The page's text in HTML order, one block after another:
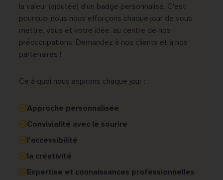
la valeur (ajoutée) d'un badge personnalisé. C'est
pourquoi nous nous efforçons chaque jour de vous
mettre, vous et votre idée, au centre de nos
préoccupations. Demandez à nos clients et à nos
partenaires !
Ce à quoi nous aspirons chaque jour :
Approche personnalisée
Convivialité avec le sourire
l'accessibilité
la créativité
Expertise et connaissances professionnelles